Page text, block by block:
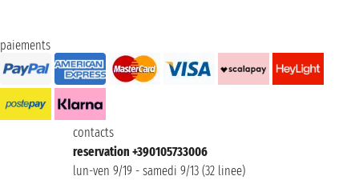
paiements
contacts
reservation +390105733006
lun-ven 9/19 - samedi 9/13 (32 linee)